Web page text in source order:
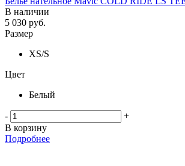
В наличии
5 030 руб.
Размер
XS/S
Цвет
Белый
-
+
В корзину
Подробнее